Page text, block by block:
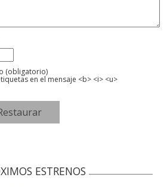
(obligatorio)
en el mensaje <b> <i> <u>
ESTRENOS